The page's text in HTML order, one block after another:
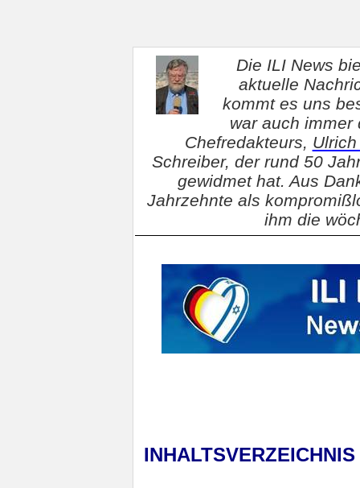
Die ILI News
aktuelle
kommt es uns
war auch immer
Chef­re­dak­teurs,
Schreiber, der rund 50
gewidmet hat. Aus
Jahrzehnte als
ihm die
INHALTSVERZEICHNIS